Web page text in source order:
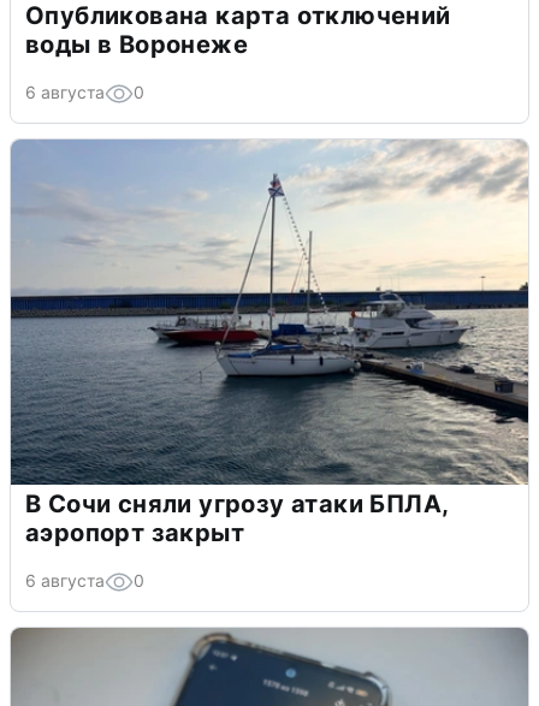
Опубликована карта отключений
воды в Воронеже
6 августа 0
В Сочи сняли угрозу атаки БПЛА,
аэропорт закрыт
6 августа 0